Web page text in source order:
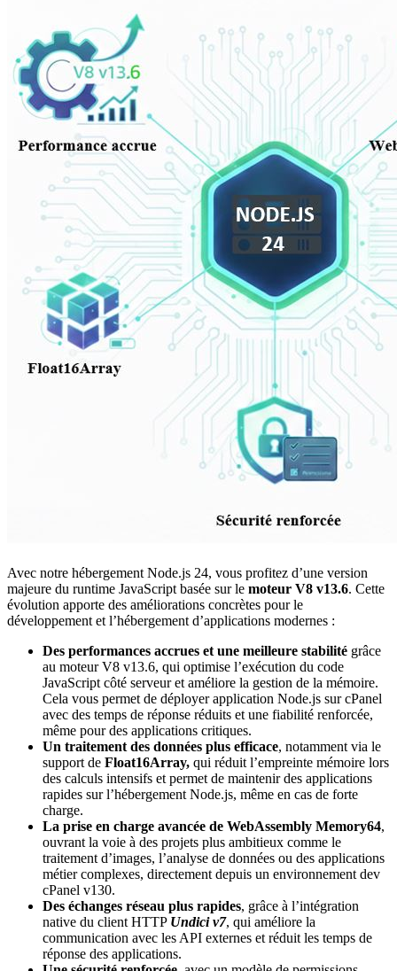
Avec notre hébergement Node.js 24, vous profitez d’une version
majeure du runtime JavaScript basée sur le moteur V8 v13.6. Cette
évolution apporte des améliorations concrètes pour le
développement et l’hébergement d’applications modernes :
Des performances accrues et une meilleure stabilité grâce
au moteur V8 v13.6, qui optimise l’exécution du code
JavaScript côté serveur et améliore la gestion de la mémoire.
Cela vous permet de déployer application Node.js sur cPanel
avec des temps de réponse réduits et une fiabilité renforcée,
même pour des applications critiques.
Un traitement des données plus efficace, notamment via le
support de Float16Array, qui réduit l’empreinte mémoire lors
des calculs intensifs et permet de maintenir des applications
rapides sur l’hébergement Node.js, même en cas de forte
charge.
La prise en charge avancée de WebAssembly Memory64,
ouvrant la voie à des projets plus ambitieux comme le
traitement d’images, l’analyse de données ou des applications
métier complexes, directement depuis un environnement dev
cPanel v130.
Des échanges réseau plus rapides, grâce à l’intégration
native du client HTTP Undici v7, qui améliore la
communication avec les API externes et réduit les temps de
réponse des applications.